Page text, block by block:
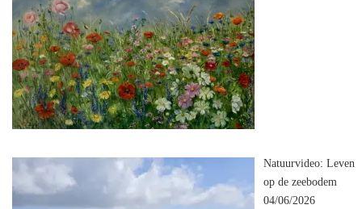
Natuurvideo: Leven
op de zeebodem
04/06/2026